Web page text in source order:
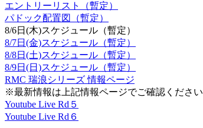
エントリーリスト（暫定）
パドック配置図（暫定）
8/6日(木)スケジュール（暫定）
8/7日(金)スケジュール（暫定）
8/8日(土)スケジュール（暫定）
8/9日(日)スケジュール（暫定）
RMC 瑞浪シリーズ 情報ページ
※最新情報は上記情報ページでご確認ください
Youtube Live Rd５
Youtube Live Rd６